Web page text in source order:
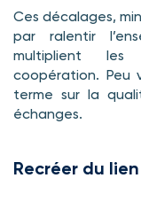
Ces décalages,
par ralentir
multiplient les
coopération. Peu
terme sur la
échanges.
Recréer du